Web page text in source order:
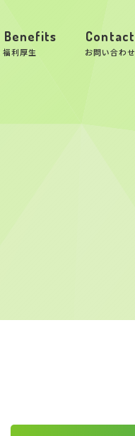
Benefits
利厚生
Contact
お問い合わせ